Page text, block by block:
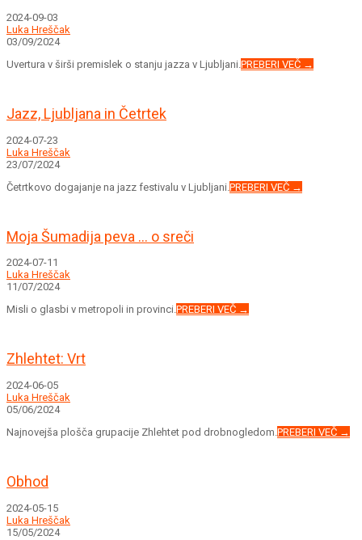
2024-09-03
Luka Hreščak
03/09/2024
Uvertura v širši premislek o stanju jazza v Ljubljani. PREBERI VEČ →
Jazz, Ljubljana in Četrtek
2024-07-23
Luka Hreščak
23/07/2024
Četrtkovo dogajanje na jazz festivalu v Ljubljani. PREBERI VEČ →
Moja Šumadija peva … o sreči
2024-07-11
Luka Hreščak
11/07/2024
Misli o glasbi v metropoli in provinci.PREBERI VEČ →
Zhlehtet: Vrt
2024-06-05
Luka Hreščak
05/06/2024
Najnovejša plošča grupacije Zhlehtet pod drobnogledom.PREBERI VEČ →
Obhod
2024-05-15
Luka Hreščak
15/05/2024